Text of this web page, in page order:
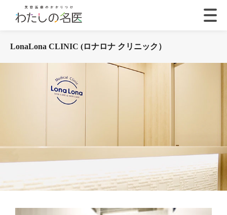
LonaLona CLINIC (ロナロナ クリニック）